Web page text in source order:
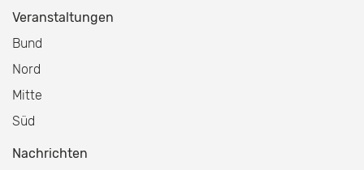
Veranstaltungen
Bund
Nord
Mitte
Süd
Nachrichten